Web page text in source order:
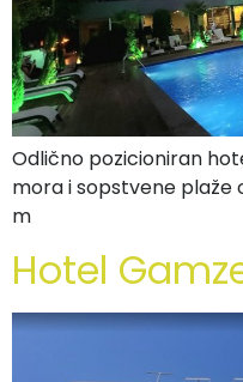
Odlično pozicioniran
mora i sopstvene plaže
m
Hotel